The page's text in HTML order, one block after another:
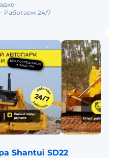
Работаем 24/7
Shantui SD22